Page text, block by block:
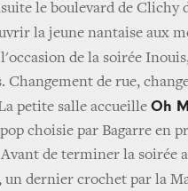
le boulevard de Clichy
la jeune nantaise aux
de la soirée
Changement de rue,
petite salle accueille Oh
choisie par Bagarre en
de terminer la soirée
, un dernier crochet par la